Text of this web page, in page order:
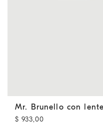
Mr. Brunello con lentes
Mr. Brunello con
$ 933,00